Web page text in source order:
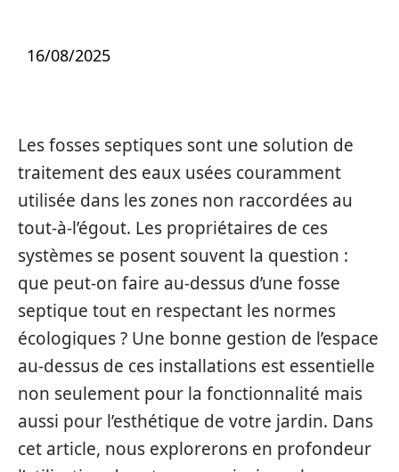
16/08/2025
Les fosses septiques sont une solution de
traitement des eaux usées couramment
utilisée dans les zones non raccordées au
tout-à-l’égout. Les propriétaires de ces
systèmes se posent souvent la question :
que peut-on faire au-dessus d’une fosse
septique tout en respectant les normes
écologiques ? Une bonne gestion de l’espace
au-dessus de ces installations est essentielle
non seulement pour la fonctionnalité mais
aussi pour l’esthétique de votre jardin. Dans
cet article, nous explorerons en profondeur